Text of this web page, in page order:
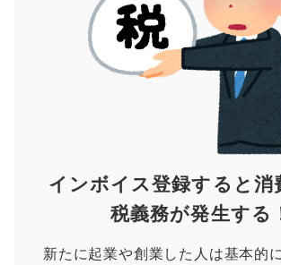
インボイス登録すると消
税義務が発生する
新たに起業や創業した人は基本的